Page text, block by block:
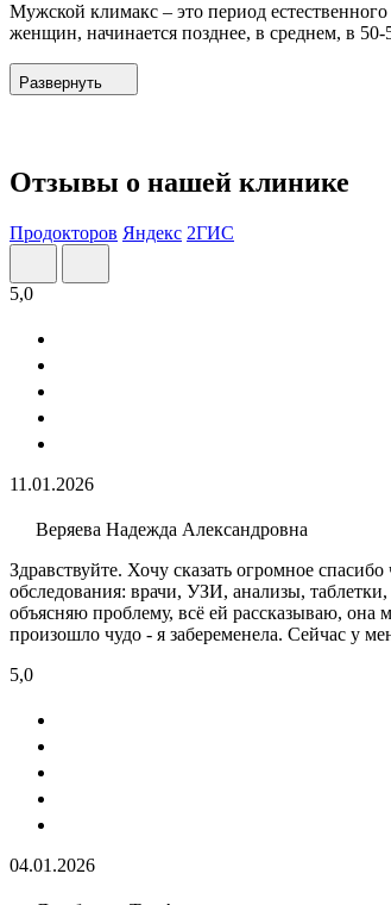
Мужской климакс – это период
женщин, начинается позднее, в среднем, в 50-
Развернуть
Отзывы о нашей клинике
Продокторов Яндекс 2ГИС
5,0
11.01.2026
Веряева Надежда Александровна
Здравствуйте. Хочу сказать огромное
обследования: врачи, УЗИ​, анализы​,
объясняю проблему, всё ей рассказываю, она
произошло чудо - я забеременела. Сейчас у
5,0
04.01.2026